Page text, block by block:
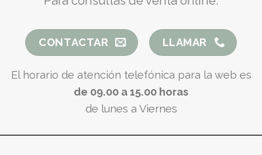
CONTACTAR LLAMAR
El horario de atención telefónica para la web es
de 09.00 a 15.00 horas
de lunes a Viernes